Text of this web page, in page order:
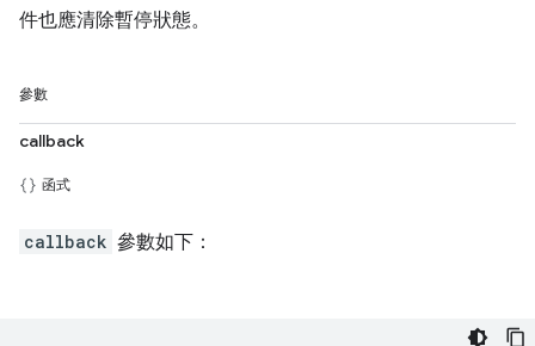
件也應清除暫停狀態。
參數
callback
函式
callback 參數如下：